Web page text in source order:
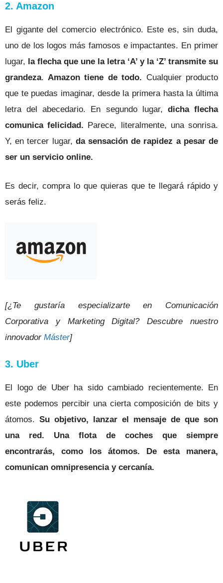
2. Amazon
El gigante del comercio electrónico. Este es, sin duda,
uno de los logos más famosos e impactantes. En primer
lugar, la flecha que une la letra ‘A’ y la ‘Z’ transmite su
grandeza. Amazon tiene de todo. Cualquier producto
que te puedas imaginar, desde la primera hasta la última
letra del abecedario. En segundo lugar, dicha flecha
comunica felicidad. Parece, literalmente, una sonrisa.
Y, en tercer lugar, da sensación de rapidez a pesar de
ser un servicio online.
Es decir, compra lo que quieras que te llegará rápido y
serás feliz.
[¿Te gustaría especializarte en Comunicación
Corporativa y Marketing Digital? Descubre nuestro
innovador Máster]
3. Uber
El logo de Uber ha sido cambiado recientemente. En
este podemos percibir una cierta composición de bits y
átomos. Su objetivo, lanzar el mensaje de que son
una red. Una flota de coches que siempre
encontrarás, como los átomos. De esta manera,
comunican omnipresencia y cercanía.